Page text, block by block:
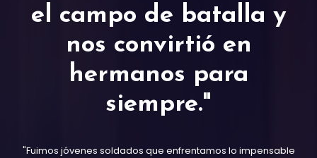
el campo de batalla y
nos convirtió en
hermanos para
siempre."
"Fuimos jóvenes soldados que enfrentamos lo impensable